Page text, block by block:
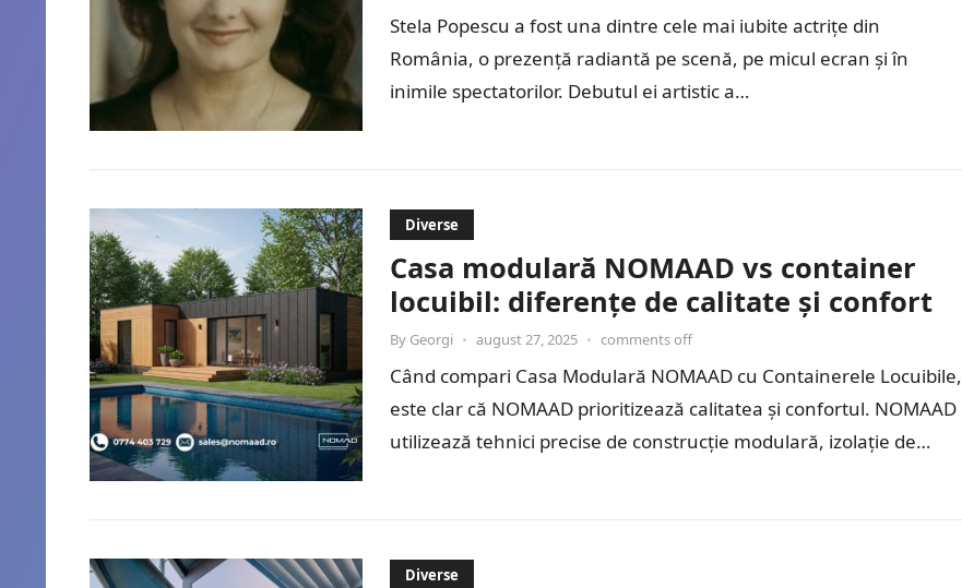
Stela Popescu a fost una dintre cele mai iubite actrițe din
România, o prezență radiantă pe scenă, pe micul ecran și în
inimile spectatorilor. Debutul ei artistic a…
Diverse
Casa modulară NOMAAD vs container
locuibil: diferențe de calitate și confort
By Georgi • august 27, 2025 • comments off
Când compari Casa Modulară NOMAAD cu Containerele Locuibile,
este clar că NOMAAD prioritizează calitatea și confortul. NOMAAD
utilizează tehnici precise de construcție modulară, izolație de
Diverse